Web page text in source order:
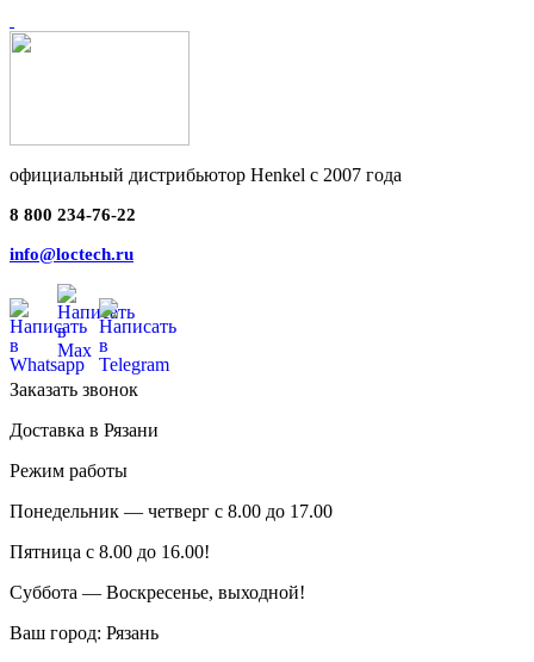
официальный дистрибьютор Henkel с 2007 года
8 800 234-76-22
info@loctech.ru
Заказать звонок
Доставка в Рязани
Режим работы
Понедельник — четверг с 8.00 до 17.00
Пятница с 8.00 до 16.00!
Суббота — Воскресенье, выходной!
Ваш город: Рязань